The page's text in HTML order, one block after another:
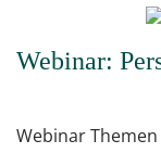
Webinar:
Webinar